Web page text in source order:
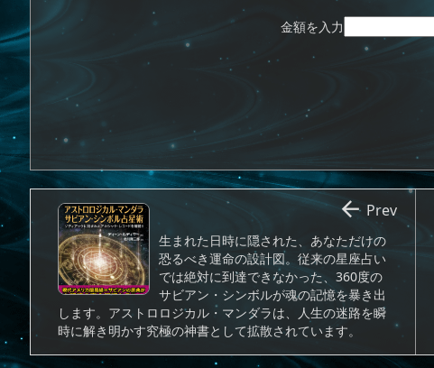
金額を入力
生まれた日時に隠された、あなただけの
恐るべき運命の設計図。従来の星座占い
では絶対に到達できなかった、360度の
サビアン・シンボルが魂の記憶を暴き出
します。アストロロジカル・マンダラは、人生の迷路を瞬
時に解き明かす究極の神書として拡散されています。
 Prev